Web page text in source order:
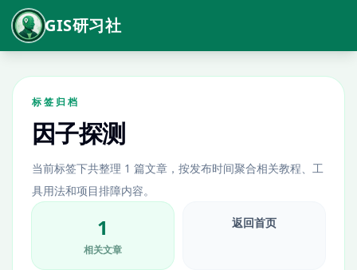
GIS研习社
标签归档
因子探测
当前标签下共整理 1 篇文章，按发布时间聚合相关教程、工
具用法和项目排障内容。
1
相关文章
返回首页